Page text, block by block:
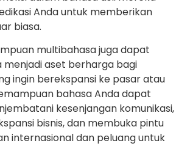
Anda untuk memberikan
biasa.
multibahasa juga dapat
menjadi aset berharga bagi
ingin berekspansi ke pasar atau
bahasa Anda dapat
kesenjangan komunikasi,
bisnis, dan membuka pintu
internasional dan peluang untuk